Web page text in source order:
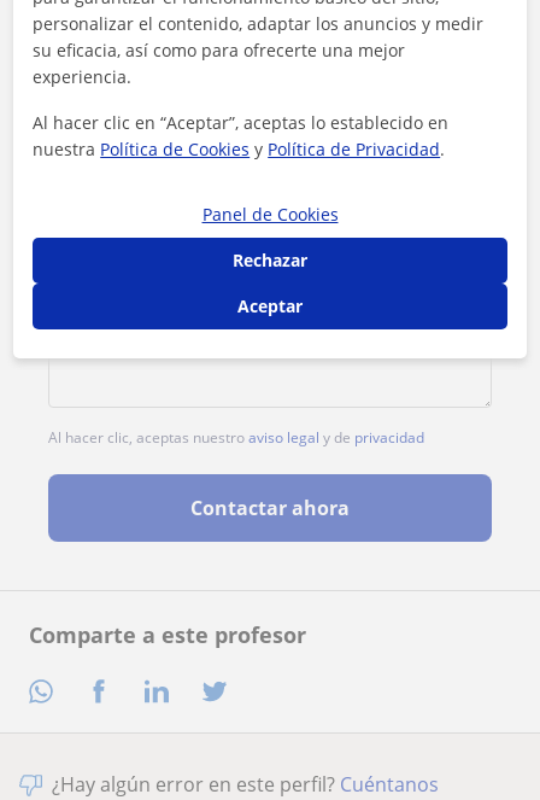
Comparte a este profesor
Al hacer clic, aceptas nuestroaviso legal y de privacidad
Contactar ahora
¿Hay algún error en este perfil? Cuéntanos
personalizar el contenido, adaptar los anuncios y medir
su eficacia, así como para ofrecerte una mejor
experiencia.
Al hacer clic en “Aceptar”, aceptas lo establecido en
nuestra Política de Cookies y Política de Privacidad.
Panel de Cookies
Rechazar
Aceptar